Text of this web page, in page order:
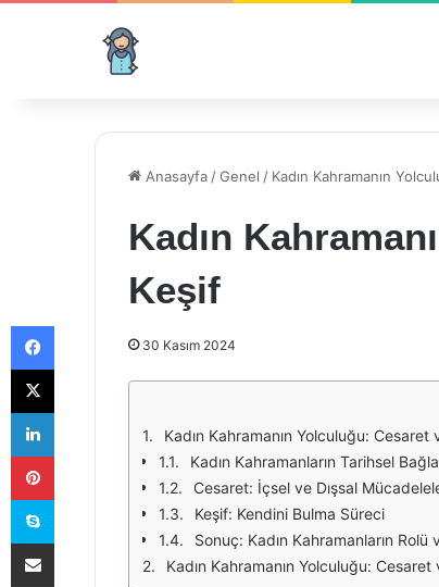
Anasayfa /Genel / Kadın Kahramanın
Kadın
Keşif
30 Kasım 2024
Kadın Kahramanın Yolculuğu: Cesaret
Kadın Kahramanların Tarihsel
Cesaret: İçsel ve Dışsal
Keşif: Kendini Bulma Süreci
Sonuç: Kadın Kahramanların Rolü
Kadın Kahramanın Yolculuğu: Cesaret
Facebook
X
LinkedIn
Pinterest
Skype
E-Posta ile paylaş